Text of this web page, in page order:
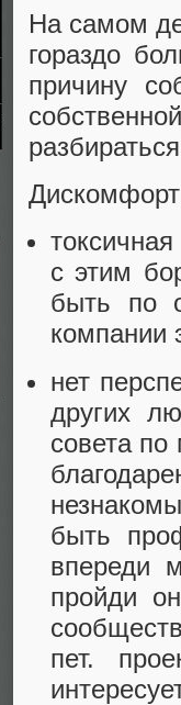
На самом
гораздо
причину
Дискомфорт
с этим
быть по
компании
нет
других
совета по
быть
впереди
пройди
пет.